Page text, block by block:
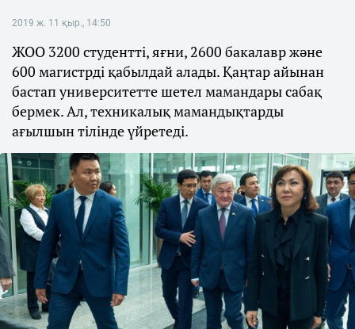
2019 ж. 11 қыр., 14:50
ЖОО 3200 студентті, яғни, 2600 бакалавр және
600 магистрді қабылдай алады. Қаңтар айынан
бастап университетте шетел мамандары сабақ
бермек. Ал, техникалық мамандықтарды
ағылшын тілінде үйретеді.